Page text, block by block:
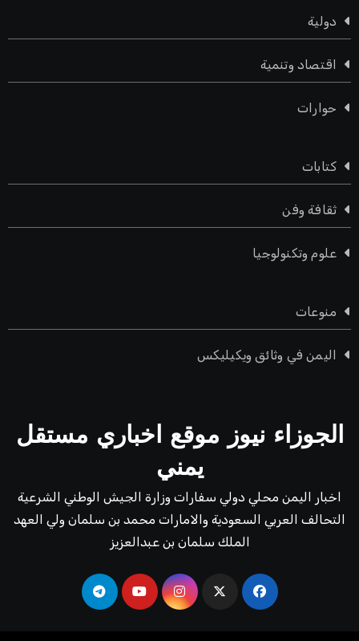
دولية
اقتصاد وتنمية
حوارات
كتابات
ثقافة وفن
علوم وتكنولوجيا
منوعات
اليمن في وثائق ويكيليكس
الجوزاء نيوز موقع اخباري مستقل
يمني
اخبار اليمن محلي دولي سفارات وزارة الجيش الوطني الشرعية
التحالف العربي السعودية والامارات محمد بن سلمان ولي العهد
الملك سلمان بن عبدالعزيز